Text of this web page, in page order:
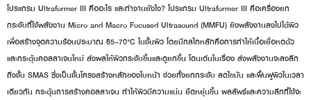
โปรแกรม Ultraformer III คืออะไร และทำงานยังไง? โปรแกรม Ultraformer III คือเครื่องยก
กระชับที่ใช้พลังงาน Micro and Macro Focused Ultrasound (MMFU) ยิงพลังงานลงไปใต้ผิว
เพื่อสร้างจุดความร้อนประมาณ 65–70°C ในชั้นผิว โดยมีกลไกหลักคือการทำให้เนื้อเยื่อหดตัว
และกระตุ้นคอลลาเจนใหม่ ส่งผลให้ผิวกระชับขึ้นและดูยกขึ้น โดนเด่นในเรื่อง ส่งพลังงานจะลงลึก
ถึงชั้น SMAS ซึ่งเป็นชั้นโครงสร้างหลักของใบหน้า ช่วยทั้งยกกระชับ ลดไขมัน และฟื้นฟูผิวในเวลา
เดียวกัน กระตุ้นการสร้างคอลลาเจน ทำให้ผิวมีความแน่น ยืดหยุ่นขึ้น ผลลัพธ์และความลึกที่ใช้จะ